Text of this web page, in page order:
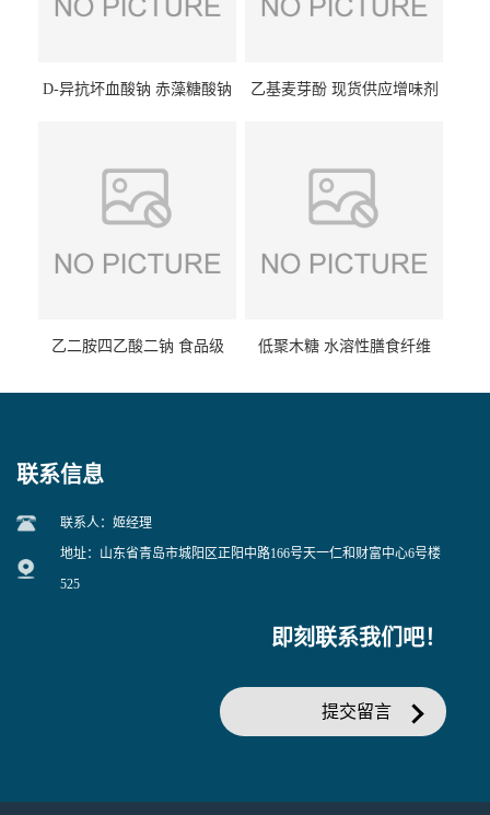
D-异抗坏血酸钠 赤藻糖酸钠
乙基麦芽酚 现货供应增味剂
乙二胺四乙酸二钠 食品级
低聚木糖 水溶性膳食纤维
联系信息
联系人：姬经理
地址：山东省青岛市城阳区正阳中路166号天一仁和财富中心6号楼
525
即刻联系我们吧！
提交留言